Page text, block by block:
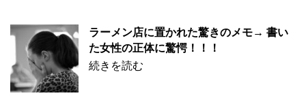
ラーメン店に置かれた驚きのメモ→ 書い
た女性の正体に驚愕！！！
続きを読む